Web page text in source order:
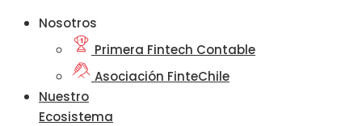
Nosotros
Primera Fintech Contable
Asociación FinteChile
Nuestro
Ecosistema